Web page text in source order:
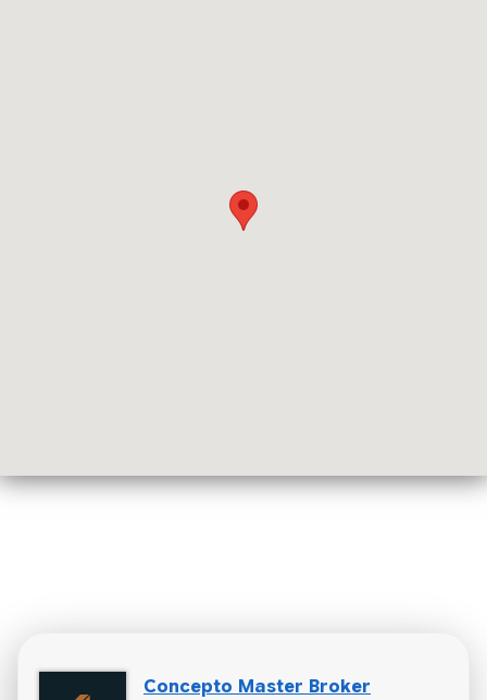
Concepto Master Broker